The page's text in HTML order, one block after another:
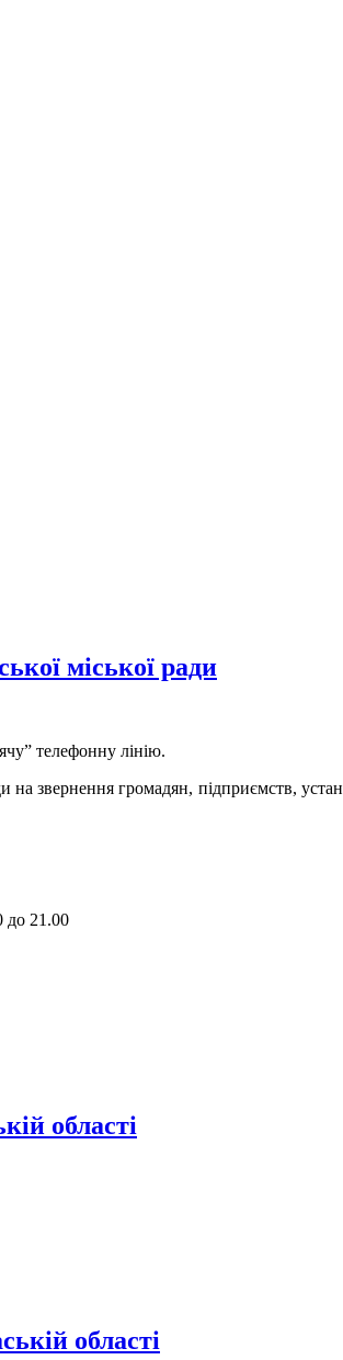
міської ради
телефонну лінію.
звернення громадян, підприємств,
до 21.00
області
області